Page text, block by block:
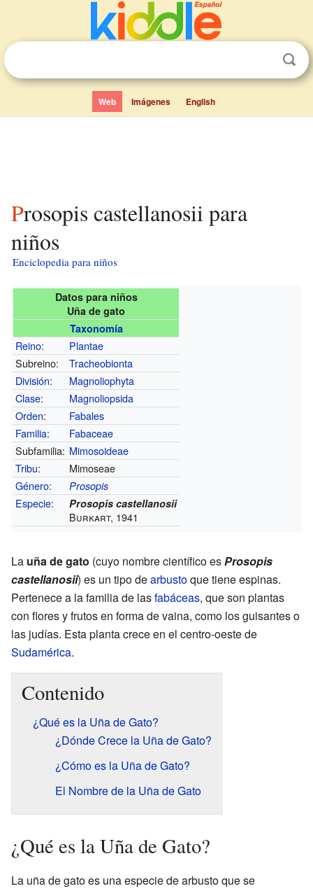
Web Imágenes English
Prosopis castellanosii para
niños
Enciclopedia para niños
Datos para niños
Uña de gato
Taxonomía
Reino:
Plantae
Subreino:
Tracheobionta
División:
Magnoliophyta
Clase:
Magnoliopsida
Orden:
Fabales
Familia:
Fabaceae
Subfamilia: Mimosoideae
Tribu:
Mimoseae
Género: Prosopis
Especie: Prosopis castellanosii
Burkart, 1941
La uña de gato (cuyo nombre científico esProsopis
castellanosii) es un tipo dearbustoque tiene espinas.
Pertenece a la familia de lasfabáceas, que son plantas
con flores y frutos en forma de vaina, como los guisantes o
las judías. Esta planta crece en el centro-oeste de
Sudamérica.
Contenido
¿Qué es la Uña de Gato?
¿Dónde Crece la Uña de Gato?
¿Cómo es la Uña de Gato?
El Nombre de la Uña de Gato
¿Qué es la Uña de Gato?
La uña de gato es una especie de arbusto que se